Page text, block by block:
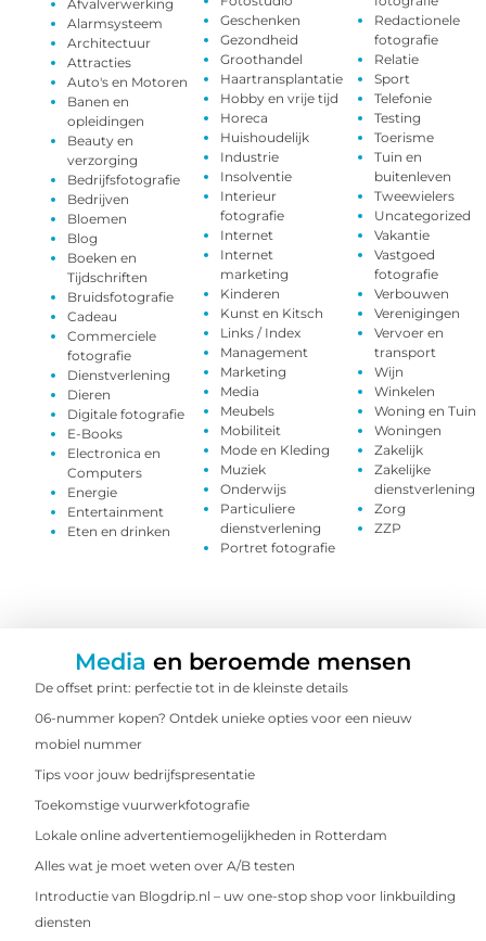
Afvalverwerking
Alarmsysteem
Architectuur
Attracties
Auto's en Motoren
Banen en
opleidingen
Beauty en
verzorging
Bedrijfsfotografie
Bedrijven
Bloemen
Blog
Boeken en
Tijdschriften
Bruidsfotografie
Cadeau
Commerciele
fotografie
Dienstverlening
Dieren
Digitale fotografie
E-Books
Electronica en
Computers
Energie
Entertainment
Eten en drinken
Geschenken
Gezondheid
Groothandel
Haartransplantatie
Hobby en vrije tijd
Horeca
Huishoudelijk
Industrie
Insolventie
Interieur
fotografie
Internet
Internet
marketing
Kinderen
Kunst en Kitsch
Links / Index
Management
Marketing
Media
Meubels
Mobiliteit
Mode en Kleding
Muziek
Onderwijs
Particuliere
dienstverlening
Portret fotografie
Redactionele
fotografie
Relatie
Sport
Telefonie
Testing
Toerisme
Tuin en
buitenleven
Tweewielers
Uncategorized
Vakantie
Vastgoed
fotografie
Verbouwen
Verenigingen
Vervoer en
transport
Wijn
Winkelen
Woning en Tuin
Woningen
Zakelijk
Zakelijke
dienstverlening
Zorg
ZZP
Media en beroemde mensen
De offset print: perfectie tot in de kleinste details
06-nummer kopen? Ontdek unieke opties voor een nieuw
mobiel nummer
Tips voor jouw bedrijfspresentatie
Toekomstige vuurwerkfotografie
Lokale online advertentiemogelijkheden in Rotterdam
Alles wat je moet weten over A/B testen
Introductie van Blogdrip.nl – uw one-stop shop voor linkbuilding
diensten